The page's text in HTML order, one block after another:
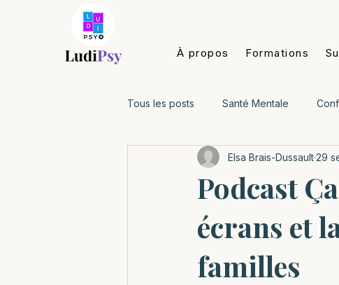
À propos Formations
Tous les posts Santé Mentale
Enfants 0-5 ans Enfants 6-12 ans
Podcast
écrans et
familles
Elsa Brais-Dussault29